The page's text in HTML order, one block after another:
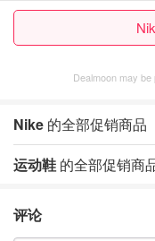
Dealmoon may
Nike 的全部促销商品
运动鞋 的全部促销商
评论